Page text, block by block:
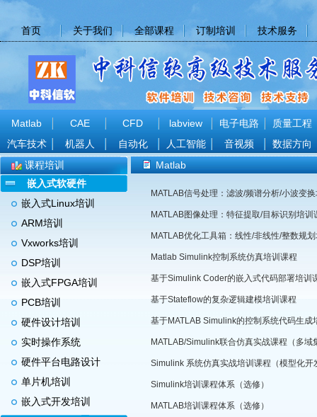
首页 关于我们 全部课程 订制培训 技术服务
Matlab CAE CFD labview 电子电路
质量工程
汽车技术
机器人 自动化 人工智能 音视频
数据方向
课程培训
嵌入式软硬件
嵌入式Linux培训
ARM培训
Vxworks培训
DSP培训
嵌入式FPGA培训
PCB培训
硬件设计培训
实时操作系统
硬件平台电路设计
单片机培训
嵌入式开发培训
Matlab
MATLAB信号处理：滤波/频谱分析/小波变
MATLAB图像处理：特征提取/目标识别培训
MATLAB优化工具箱：线性/非线性/整数规
Matlab Simulink控制系统仿真培训课程
基于Simulink Coder的嵌入式代码部署培训
基于Stateflow的复杂逻辑建模培训课程
基于MATLAB Simulink的控制系统代码生成
MATLAB/Simulink联合仿真实战课程（多域
Simulink 系统仿真实战培训课程（模型化开
Simulink培训课程体系（选修）
MATLAB培训课程体系（选修）